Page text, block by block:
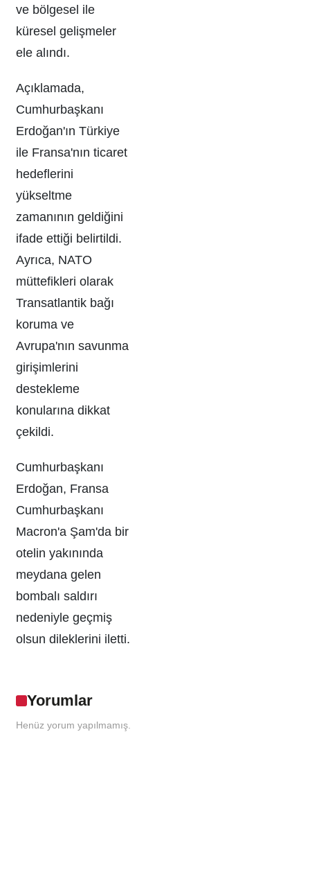
ve bölgesel ile
küresel gelişmeler
ele alındı.
Açıklamada,
Cumhurbaşkanı
Erdoğan'ın Türkiye
ile Fransa'nın ticaret
hedeflerini
yükseltme
zamanının geldiğini
ifade ettiği belirtildi.
Ayrıca, NATO
müttefikleri olarak
Transatlantik bağı
koruma ve
Avrupa'nın savunma
girişimlerini
destekleme
konularına dikkat
çekildi.
Cumhurbaşkanı
Erdoğan, Fransa
Cumhurbaşkanı
Macron'a Şam'da bir
otelin yakınında
meydana gelen
bombalı saldırı
nedeniyle geçmiş
olsun dileklerini iletti.
Yorumlar
Henüz yorum yapılmamış.